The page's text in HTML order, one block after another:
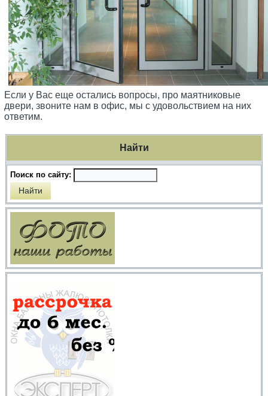
Если у Вас еще остались вопросы, про маятниковые
двери, звоните нам в офис, мы с удовольствием на них
ответим.
Найти
Поиск по сайту: